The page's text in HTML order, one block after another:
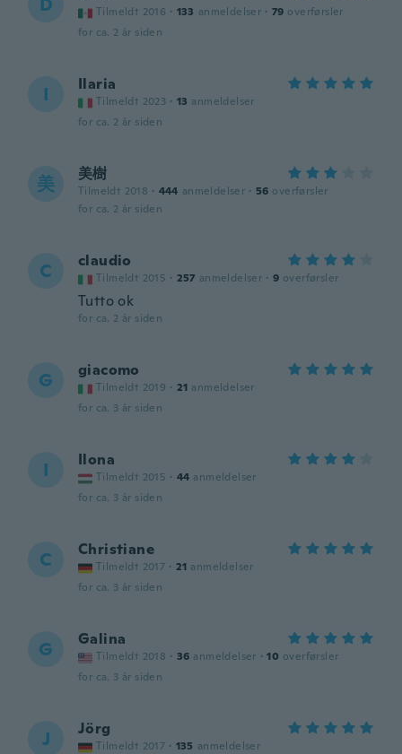
Tilmeldt 2016 · 133 anmeldelser · 79 overførsler
for ca. 2 år siden
I Ilaria
Tilmeldt 2023 · 13 anmeldelser
for ca. 2 år siden
美 美樹
Tilmeldt 2018 · 444 anmeldelser · 56 overførsler
for ca. 2 år siden
C claudio
Tilmeldt 2015 · 257 anmeldelser · 9 overførsler
Tutto ok
for ca. 2 år siden
G giacomo
Tilmeldt 2019 · 21 anmeldelser
for ca. 3 år siden
I Ilona
Tilmeldt 2015 · 44 anmeldelser
for ca. 3 år siden
C Christiane
Tilmeldt 2017 · 21 anmeldelser
for ca. 3 år siden
G Galina
Tilmeldt 2018 · 36 anmeldelser · 10 overførsler
for ca. 3 år siden
J Jörg
Tilmeldt 2017 · 135 anmeldelser